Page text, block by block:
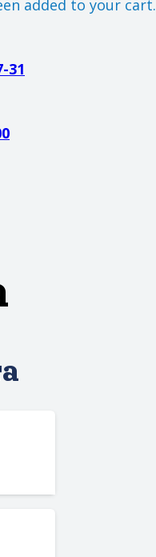
added to your cart.
31